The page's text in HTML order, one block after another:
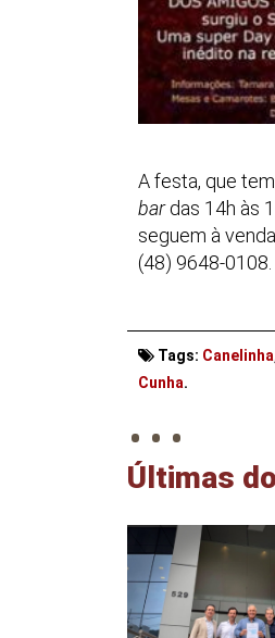
A festa, que
bardas 14h às
seguem à
(48) 9648-0108.
Tags: Canelinha
Cunha.
. . .
Últimas